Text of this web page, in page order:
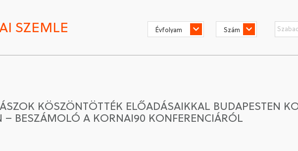
SZEMLE
KÖSZÖNTÖTTÉK ELŐADÁSAIKKAL BUDAPESTEN
– BESZÁMOLÓ A KORNAI90 KONFERENCIÁRÓL